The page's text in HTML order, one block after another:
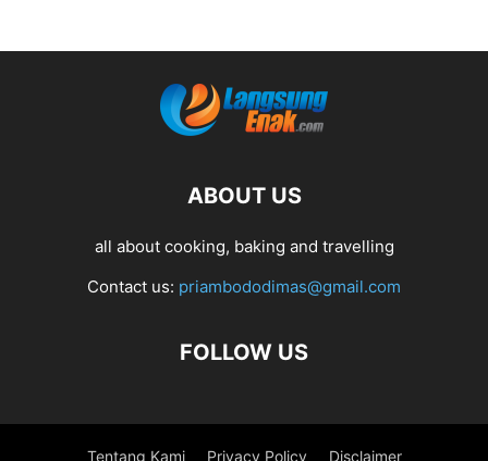
ABOUT US
all about cooking, baking and travelling
Contact us: priambododimas@gmail.com
FOLLOW US
Tentang Kami Privacy Policy Disclaimer